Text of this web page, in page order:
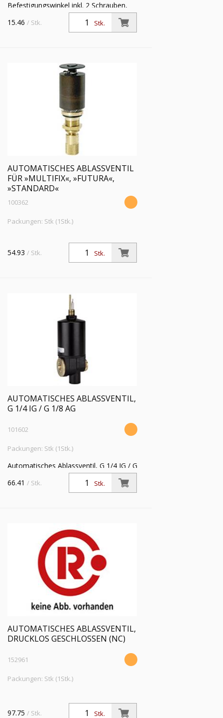
Befestigungswinkel inkl. 2 Schrauben,
Stahl verzinkt, für »FUTURA«, BG 2, G
3/8 und G 1/2
Stk.
15.46 / Stk.
AUTOMATISCHES ABLASSVENTIL
FÜR »MULTIFIX«, »FUTURA«,
»STANDARD«
100362
Packungen: Stk (1Stk.)
Stk.
54.93 / Stk.
AUTOMATISCHES ABLASSVENTIL,
G 1/4 IG / G 1/8 AG
101602
Packungen: Stk (1Stk.)
Automatisches Ablassventil, G 1/4 IG / G
1/8 AG, Betriebsdruck 4 - 16 bar,
Mediums-Umgebungstemperatur max.
Stk.
66.41 / Stk.
AUTOMATISCHES ABLASSVENTIL,
DRUCKLOS GESCHLOSSEN (NC)
152961
Packungen: Stk (1Stk.)
Stk.
97.75 / Stk.